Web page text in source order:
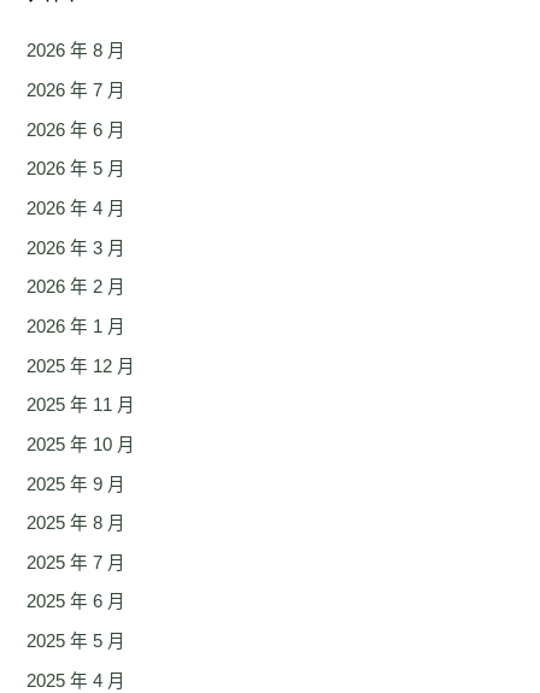
2026 年 8 月
2026 年 7 月
2026 年 6 月
2026 年 5 月
2026 年 4 月
2026 年 3 月
2026 年 2 月
2026 年 1 月
2025 年 12 月
2025 年 11 月
2025 年 10 月
2025 年 9 月
2025 年 8 月
2025 年 7 月
2025 年 6 月
2025 年 5 月
2025 年 4 月